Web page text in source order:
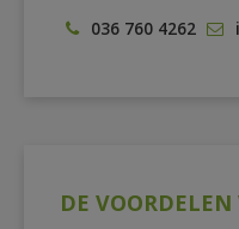
036 760 4262
DE